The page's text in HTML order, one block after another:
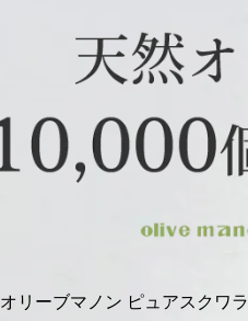
オリーブマノン ピュアスクワ